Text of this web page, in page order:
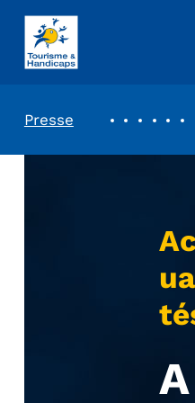
ASSOCIATION TOURISME ET HANDICAPS
Presse
A